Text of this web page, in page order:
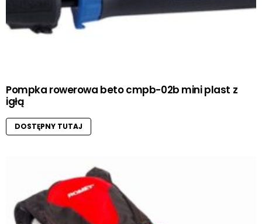
Pompka rowerowa beto cmpb-02b mini plast z
igłą
DOSTĘPNY TUTAJ